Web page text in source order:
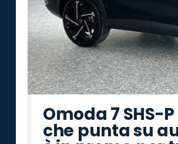
Omoda 7 SHS-
che punta su